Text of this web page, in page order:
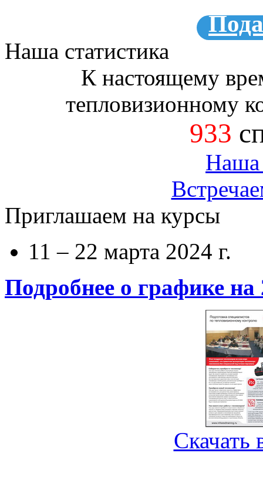
Наша статистика
К настоящему
тепловизионному
933
Наша
Приглашаем на курсы
11 – 22 марта 2024 г.
Подробнее о графике
Скачать